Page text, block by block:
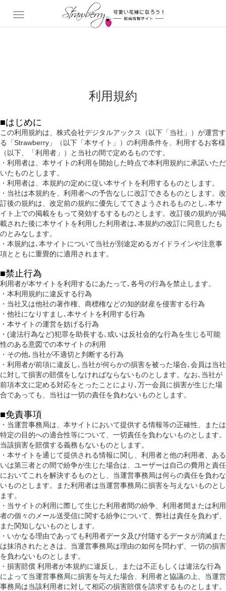
利用規約
■はじめに
この利用規約は、株式会社デジタルアックス（以下「当社」）が運営す
る「Strawberry」（以下「本サイト」）の利用条件を、利用するお客様
（以下、「利用者」）と当社の間で定めるものです。
・利用者は、本サイトの利用を開始した時点で本利用規約に承諾いただ
いたものとします。
・利用者は、本規約の定めに従い本サイトを利用するものとします。
・当社は本規約を、利用者への予告なしに改訂できるものとします。改
訂後の規約は、改定前の規約に優先しててきようされるものとし､本サ
イト上での掲載をもって発効するするものとします。改訂後の規約が掲
載された後に本サイトを利用した利用者は､本規約の改訂に同意したも
のとみなします。
・本規約は､本サイトについて当社が別途定めるガイドラインや注意事
項とともに重畳的に適用されます。
■禁止行為
利用者が本サイトを利用するにあたって､各号の行為を禁止します。
・本利用規約に違反する行為
・当社又は他社の著作権、商標権などの知的財産を侵害する行為
・他社になりすまし､本サイトを利用する行為
・本サイトの運営を妨げる行為
・(違法行為など)犯罪を助長する､或いは反社会的な行為を生じる可能
性のある意図での本サイトの利用
・その他､当社が不適切と判断する行為
・利用者が前項に違反し､当社が何らかの損害を被った場合､会員は当社
に対して損害の賠償をしなければならないものとします。なお､当社が
前項本文に定める対応をとったことにより､万一会員に損害が生じた場
合であっても、当社は一切の責任を負わないものとします。
■免責事項
・当運営事務局は、本サイトにおいて提供する情報等の正確性、または
特定の目的への適合性等について、一切責任を負わないものとします。
当該損害を賠償する義務もないものとします。
・本サイトを通じて提供される情報に関し、利用者と他の利用者、ある
いは第三者との間で紛争が生じた場合は、ユーザーは自己の費用と責任
においてこれを解決するものとし、当運営事務局は何らの責任を負わな
いものとします。また利用者は当運営事務局に損害を与えないものとし
ます。
・当サイトの利用に際して生じた利用者間の紛争、利用者間または利用
者の個々のメール送受信に関する紛争について、弊社は責任を負わず、
また関知しないものとします。
・いかなる理由であっても利用者データ及び付随するデータが消滅また
は抹消されたときは、当運営事務局は理由の如何を問わず、一切の損害
を負わないものとします。
・損害賠償 利用者が本規約に違反し、または不正もしくは違法な行為
によって当運営事務局に損害を与えた場合、利用者と協議の上、当運営
事務局は当該利用者に対して相応の損害賠償を請求するものとします。